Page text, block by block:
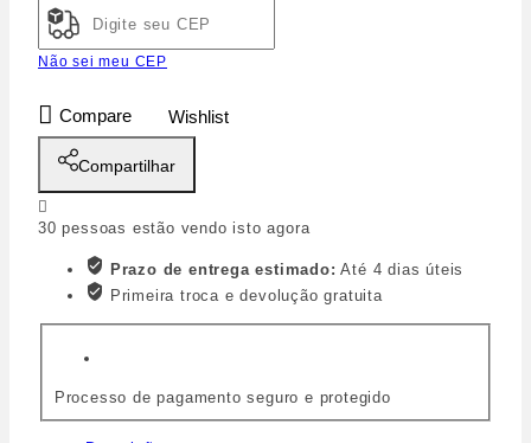
Não sei meu CEP
Compare Wishlist
Compartilhar
30 pessoas estão vendo isto agora
Prazo de entrega estimado: Até 4 dias úteis
Primeira troca e devolução gratuita
Processo de pagamento seguro e protegido